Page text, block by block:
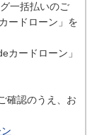
一括払いのご
ードローン」を
カードローン」
確認のうえ、お